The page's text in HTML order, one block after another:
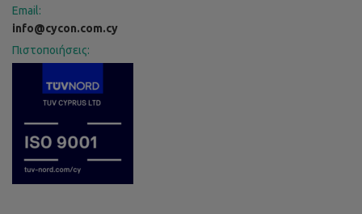
Email:
info@cycon.com.cy
Πιστοποιήσεις: